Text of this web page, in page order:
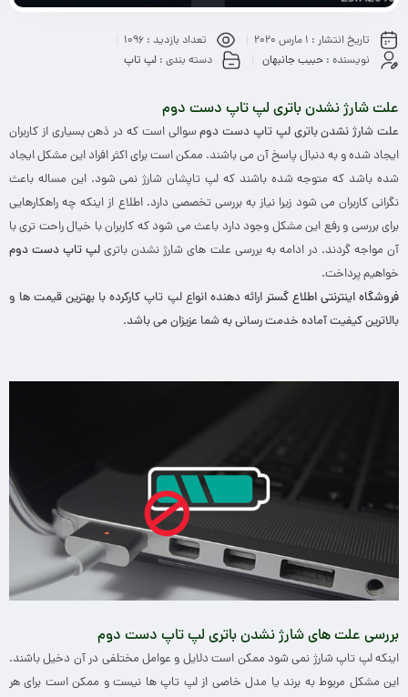
تاریخ انتشار : 1 مارس 2020 تعداد بازدید : 1096
نویسنده : حبیب جانبهان دسته بندی : لپ تاپ
علت شارژ نشدن باتری لپ تاپ دست دوم
علت شارژ نشدن باتری لپ تاپ دست دومسوالی است که در ذهن بسیاری از کاربران
ایجاد شده و به دنبال پاسخ آن می باشند. ممکن است برای اکثر افراد این مشکل ایجاد
شده باشد که متوجه شده باشند که لپ تاپشان شارژ نمی شود. این مساله باعث
نگرانی کاربران می شود زیرا نیاز به بررسی تخصصی دارد. اطلاع از اینکه چه راهکارهایی
برای بررسی و رفع این مشکل وجود دارد باعث می شود که کاربران با خیال راحت تری با
آن مواجه گردند. در ادامه به بررسی علت های شارژ نشدن باتری لپ تاپ دست دوم
خواهیم پرداخت.
فروشگاه اینترنتی اطلاع گستر ارائه دهنده انواع لپ تاپ کارکرده با بهترین قیمت ها و
بالاترین کیفیت آماده خدمت رسانی به شما عزیزان می باشد.
بررسی علت های شارژ نشدن باتری لپ تاپ دست دوم
اینکه لپ تاپ شارژ نمی شود ممکن است دلایل و عوامل مختلفی در آن دخیل باشند.
این مشکل مربوط به برند یا مدل خاصی از لپ تاپ ها نیست و ممکن است برای هر